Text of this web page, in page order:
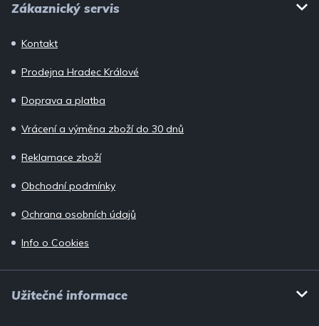
Zákaznický servis
Kontakt
Prodejna Hradec Králové
Doprava a platba
Vrácení a výměna zboží do 30 dnů
Reklamace zboží
Obchodní podmínky
Ochrana osobních údajů
Info o Cookies
Užitečné informace